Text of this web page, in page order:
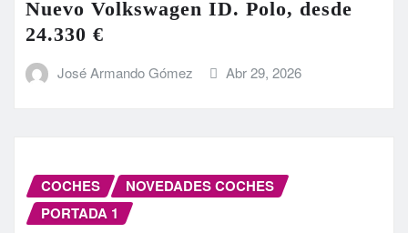
Nuevo Volkswagen ID. Polo, desde
24.330 €
José Armando Gómez Abr 29, 2026
COCHES
NOVEDADES COCHES
PORTADA 1